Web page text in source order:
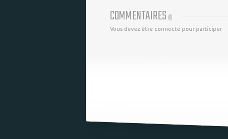
COMMENTAIRES (0)
Vous devez être connecté pour participer